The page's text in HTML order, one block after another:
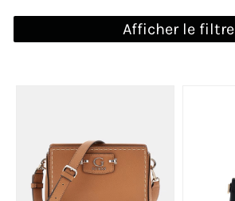
Afficher le filtre